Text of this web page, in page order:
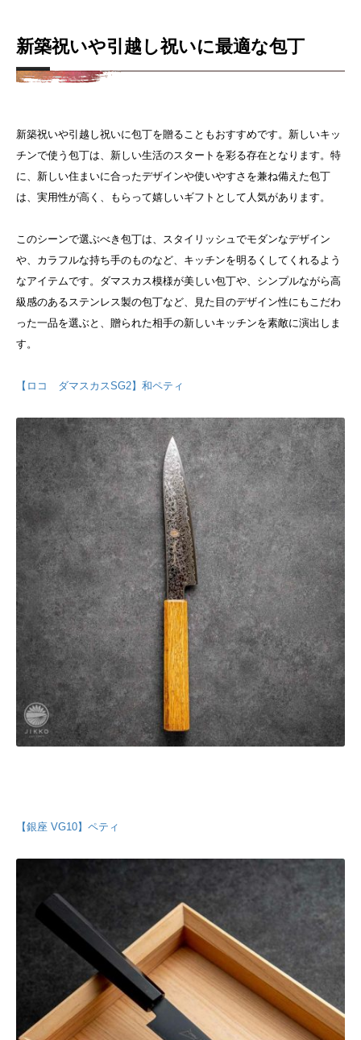
新築祝いや引越し祝いに最適な包丁
新築祝いや引越し祝いに包丁を贈ることもおすすめです。新しいキッ
チンで使う包丁は、新しい生活のスタートを彩る存在となります。特
に、新しい住まいに合ったデザインや使いやすさを兼ね備えた包丁
は、実用性が高く、もらって嬉しいギフトとして人気があります。
このシーンで選ぶべき包丁は、スタイリッシュでモダンなデザイン
や、カラフルな持ち手のものなど、キッチンを明るくしてくれるよう
なアイテムです。ダマスカス模様が美しい包丁や、シンプルながら高
級感のあるステンレス製の包丁など、見た目のデザイン性にもこだわ
った一品を選ぶと、贈られた相手の新しいキッチンを素敵に演出しま
す。
【ロコ ダマスカスSG2】和ペティ
【銀座 VG10】ペティ